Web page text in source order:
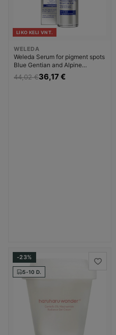
LIKO KELI VNT.
WELEDA
Weleda Serum for pigment spots
Blue Gentian and Alpine
Edelweiss (Serum) Veido
serumas pigmentuotai odai
44,02 €36,17 €
-23%
5-10 D.